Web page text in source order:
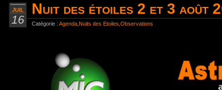
JUIL
16
Nuit des étoiles 2 et 3 août
Catégorie : Agenda Nuits des Etoiles Observations